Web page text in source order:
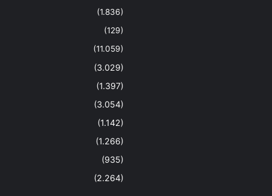
(1.836)
(129)
(11.059)
(3.029)
(1.397)
(3.054)
(1.142)
(1.266)
(935)
(2.264)